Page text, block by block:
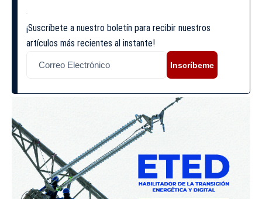
¡Suscríbete a nuestro boletín para recibir nuestros
artículos más recientes al instante!
Inscríbeme